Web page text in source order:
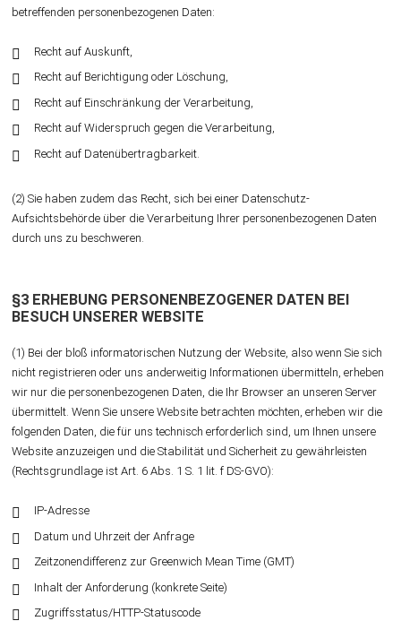
betreffenden personenbezogenen Daten:
Recht auf Auskunft,
Recht auf Berichtigung oder Löschung,
Recht auf Einschränkung der Verarbeitung,
Recht auf Widerspruch gegen die Verarbeitung,
Recht auf Datenübertragbarkeit.
(2) Sie haben zudem das Recht, sich bei einer Datenschutz-
Aufsichtsbehörde über die Verarbeitung Ihrer personenbezogenen Daten
durch uns zu beschweren.
§3 ERHEBUNG PERSONENBEZOGENER DATEN BEI
BESUCH UNSERER WEBSITE
(1) Bei der bloß informatorischen Nutzung der Website, also wenn Sie sich
nicht registrieren oder uns anderweitig Informationen übermitteln, erheben
wir nur die personenbezogenen Daten, die Ihr Browser an unseren Server
übermittelt. Wenn Sie unsere Website betrachten möchten, erheben wir die
folgenden Daten, die für uns technisch erforderlich sind, um Ihnen unsere
Website anzuzeigen und die Stabilität und Sicherheit zu gewährleisten
(Rechtsgrundlage ist Art. 6 Abs. 1 S. 1 lit. f DS-GVO):
IP-Adresse
Datum und Uhrzeit der Anfrage
Zeitzonendifferenz zur Greenwich Mean Time (GMT)
Inhalt der Anforderung (konkrete Seite)
Zugriffsstatus/HTTP-Statuscode